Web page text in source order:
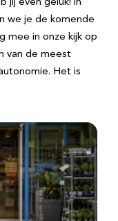
jij even geluk! in
we je de komende
mee in onze kijk op
van de meest
Het is